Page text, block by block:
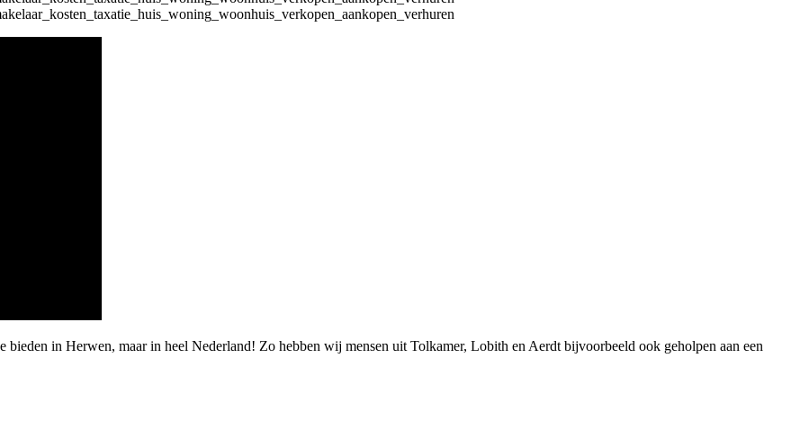
in Herwen, maar in heel Nederland! Zo hebben wij mensen uit Tolkamer, Lobith en Aerdt bijvoorbeeld ook geholpen aan een